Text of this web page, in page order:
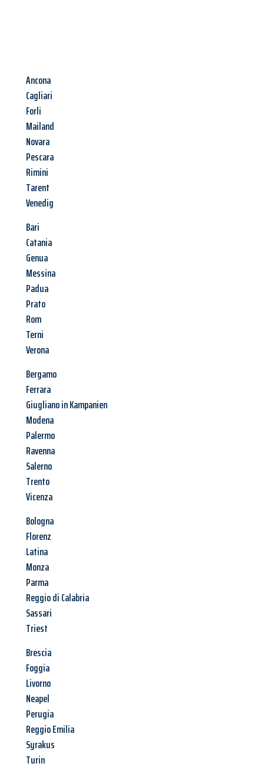
Ancona
Cagliari
Forli
Mailand
Novara
Pescara
Rimini
Tarent
Venedig
Bari
Catania
Genua
Messina
Padua
Prato
Rom
Terni
Verona
Bergamo
Ferrara
Giugliano in Kampanien
Modena
Palermo
Ravenna
Salerno
Trento
Vicenza
Bologna
Florenz
Latina
Monza
Parma
Reggio di Calabria
Sassari
Triest
Brescia
Foggia
Livorno
Neapel
Perugia
Reggio Emilia
Syrakus
Turin